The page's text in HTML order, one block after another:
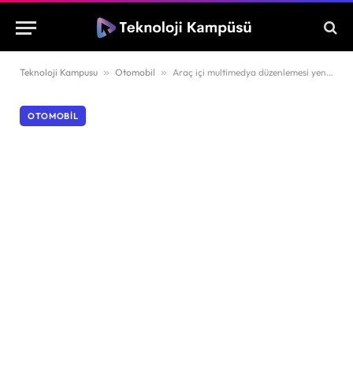
Teknoloji Kampusu » Otomobil » Araç içi multimedya düzenlemesi yeniden şekilleniyor
OTOMOBIL